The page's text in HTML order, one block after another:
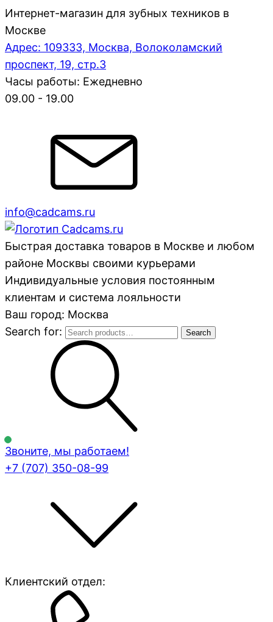
Интернет-магазин для зубных техников в
Москве
Адрес: 109333, Москва, Волоколамский
проспект, 19, стр.3
Часы работы: Ежедневно
09.00 - 19.00
info@cadcams.ru
Быстрая доставка товаров в Москве и любом
районе Москвы своими курьерами
Индивидуальные условия постоянным
клиентам и система лояльности
Ваш город: Москва
Search for:
Search
Звоните, мы работаем!
+7 (707) 350-08-99
Клиентский отдел: